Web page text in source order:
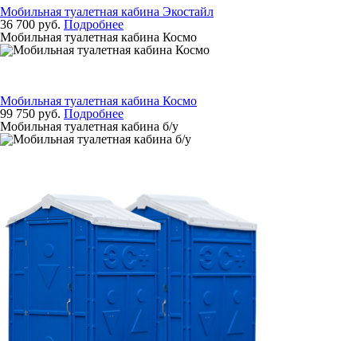
Мобильная туалетная кабина Экостайл
36 700 руб. Подробнее
Мобильная туалетная кабина Космо
Мобильная туалетная кабина Космо
99 750 руб. Подробнее
Мобильная туалетная кабина б/у